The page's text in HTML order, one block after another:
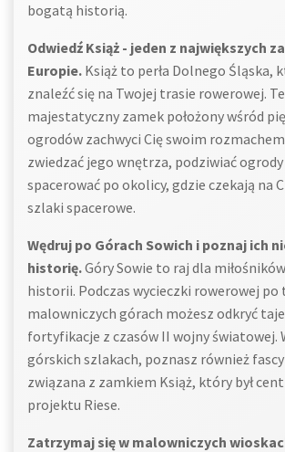
bogatą historią.
Odwiedź Książ - jeden z największych
Europie. Książ to perła Dolnego Śląska,
znaleźć się na Twojej trasie rowerowej.
majestatyczny zamek położony wśród
ogrodów zachwyci Cię swoim
zwiedzać jego wnętrza, podziwiać
spacerować po okolicy, gdzie czekają na
szlaki spacerowe.
Wędruj po Górach Sowich i poznaj ich
historię.Góry Sowie to raj dla
historii. Podczas wycieczki rowerowej po
malowniczych górach możesz odkryć
fortyfikacje z czasów II wojny światowej.
górskich szlakach, poznasz również
związana z zamkiem Książ, który był
projektu Riese.
Zatrzymaj się w malowniczych